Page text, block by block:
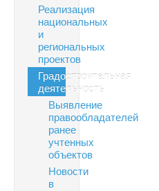
Реализация
национальных
и
региональных
проектов
Градостроительная
деятельность
Выявление
правообладателей
ранее
учтенных
объектов
Новости
в